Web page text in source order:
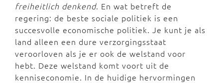
freiheitlich denkend. En wat betreft de
regering: de beste sociale politiek is een
succesvolle economische politiek. Je kunt je als
land alleen een dure verzorgingsstaat
veroorloven als je er ook de welstand voor
hebt. Deze welstand komt voort uit de
kenniseconomie. In de huidige hervormingen